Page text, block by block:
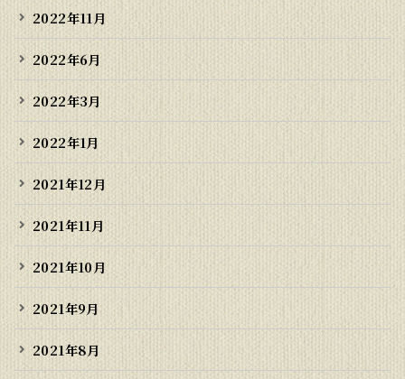
2022年11月
2022年6月
2022年3月
2022年1月
2021年12月
2021年11月
2021年10月
2021年9月
2021年8月